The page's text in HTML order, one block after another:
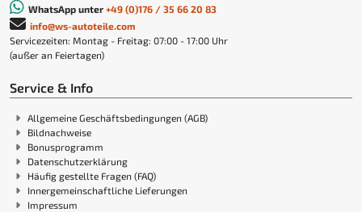
WhatsApp unter +49 (0)176 / 35 66 20 83
info@ws-autoteile.com
Servicezeiten: Montag - Freitag: 07:00 - 17:00 Uhr
(außer an Feiertagen)
Service & Info
Allgemeine Geschäftsbedingungen (AGB)
Bildnachweise
Bonusprogramm
Datenschutzerklärung
Häufig gestellte Fragen (FAQ)
Innergemeinschaftliche Lieferungen
Impressum